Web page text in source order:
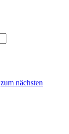
zum nächsten